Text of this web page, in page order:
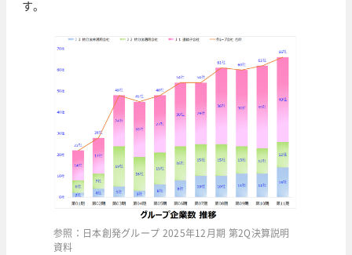
す。
参照：日本創発グループ 2025年12月期 第2Q決算説明
資料